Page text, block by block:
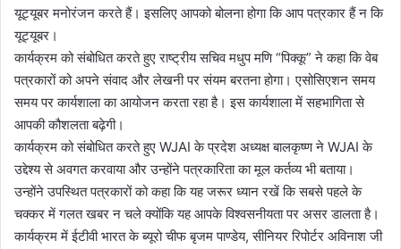
यूट्यूबर मनोरंजन करते हैं। इसलिए आपको बोलना होगा कि आप पत्रकार हैं न कि
यूट्यूबर।
कार्यक्रम को संबोधित करते हुए राष्ट्रीय सचिव मधुप मणि “पिक्कू” ने कहा कि वेब
पत्रकारों को अपने संवाद और लेखनी पर संयम बरतना होगा। एसोसिएशन समय
समय पर कार्यशाला का आयोजन करता रहा है। इस कार्यशाला में सहभागिता से
आपकी कौशलता बढ़ेगी।
कार्यक्रम को संबोधित करते हुए WJAI के प्रदेश अध्यक्ष बालकृष्ण ने WJAI के
उद्देश्य से अवगत करवाया और उन्होंने पत्रकारिता का मूल कर्तव्य भी बताया।
उन्होंने उपस्थित पत्रकारों को कहा कि यह जरूर ध्यान रखें कि सबसे पहले के
चक्कर में गलत खबर न चले क्योंकि यह आपके विश्वसनीयता पर असर डालता है।
कार्यक्रम में ईटीवी भारत के ब्यूरो चीफ बृजम पाण्डेय, सीनियर रिपोर्टर अविनाश जी